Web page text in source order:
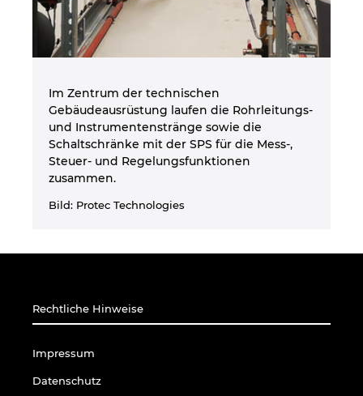
Im Zentrum der technischen
Gebäudeausrüstung laufen die Rohrleitungs-
und Instrumentenstränge sowie die
Schaltschränke mit der SPS für die Mess-,
Steuer- und Regelungsfunktionen
zusammen.
Bild: Protec Technologies
Rechtliche Hinweise
Impressum
Datenschutz